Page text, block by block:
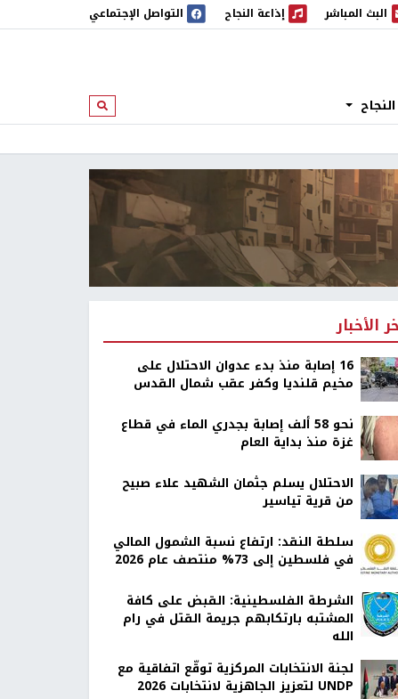
البث المباشر
المباشر إذاعة النجاح
إذاعة النجاح التواصل الإجتماعي
ابحث
الأخبار
16 إصابة منذ بدء عدوان الاحتلال على
مخيم قلنديا وكفر عقب شمال القدس
نحو 58 ألف إصابة بجدري الماء في قطاع
غزة منذ بداية العام
الاحتلال يسلم جثمان الشهيد علاء صبيح
من قرية تياسير
سلطة النقد: ارتفاع نسبة الشمول المالي
في فلسطين إلى 73% منتصف عام 2026
الشرطة الفلسطينية: القبض على كافة
المشتبه بارتكابهم جريمة القتل في رام
الله
لجنة الانتخابات المركزية توقّع اتفاقية مع
UNDP لتعزيز الجاهزية لانتخابات 2026